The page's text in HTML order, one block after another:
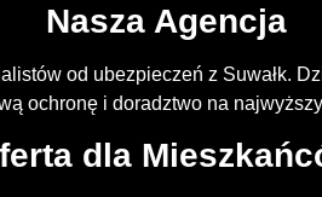
Nasza Agencja
od ubezpieczeń z Suwałk.
ochronę i doradztwo na
dla